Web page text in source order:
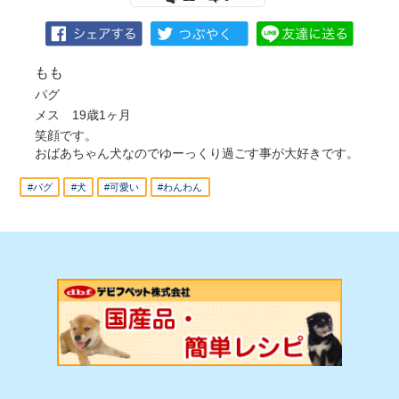
もも
パグ
メス 19歳1ヶ月
笑顔です。
おばあちゃん犬なのでゆーっくり過ごす事が大好きです。
#パグ #犬 #可愛い #わんわん